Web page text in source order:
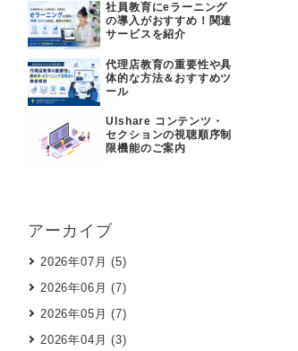
社員教育にeラーニング
の導入がおすすめ！関連
サービスを紹介
代理店教育の重要性や具
体的な方法＆おすすめツ
ール
UIshare コンテンツ・
セクションの視聴順序制
限機能のご案内
アーカイブ
2026年07月 (5)
2026年06月 (7)
2026年05月 (7)
2026年04月 (3)